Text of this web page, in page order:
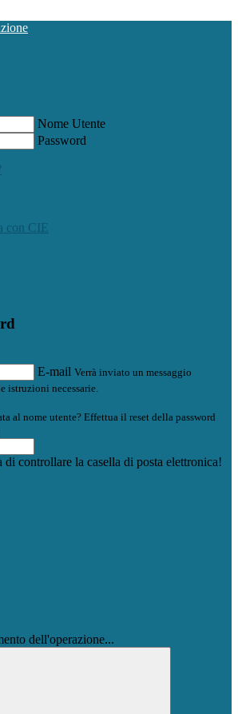
Nome Utente
Password
con CIE
E-mail Verrà inviato un messaggio
istruzioni necessarie.
al nome utente? Effettua il reset della password
controllare la casella di posta elettronica!
dell'operazione...